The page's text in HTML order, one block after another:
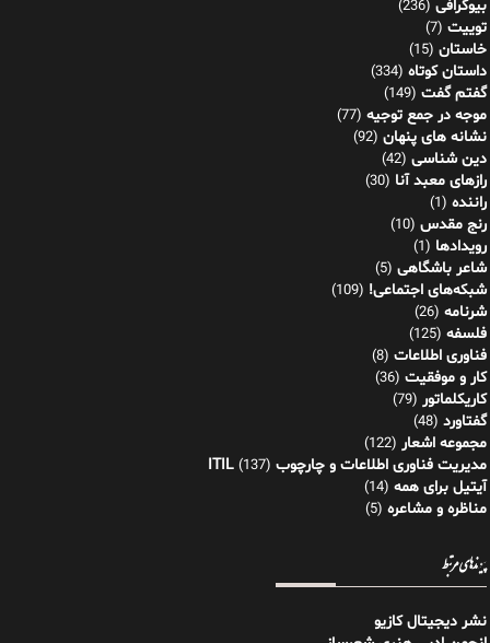
بیوگرافی (236)
توییت (7)
خاستان (15)
داستان کوتاه (334)
گفتم گفت (149)
موجه در جمع توجیه (77)
نشانه های پنهان (92)
دین شناسی (42)
رازهای معبد آنا (30)
راننده (1)
رنج مقدس (10)
رویدادها (1)
شاعر باشگاهی (5)
شبکه‌های اجتماعی! (109)
شرنامه (26)
فلسفه (125)
فناوری اطلاعات (8)
کار و موفقیت (36)
کاریکلماتور (79)
گفتاورد (48)
مجموعه اشعار (122)
مدیریت فناوری اطلاعات و چارچوب ITIL (137)
آیتیل برای همه (14)
مناظره و مشاعره (5)
پیوندهای مرتبط
نشر دیجیتال کازیو